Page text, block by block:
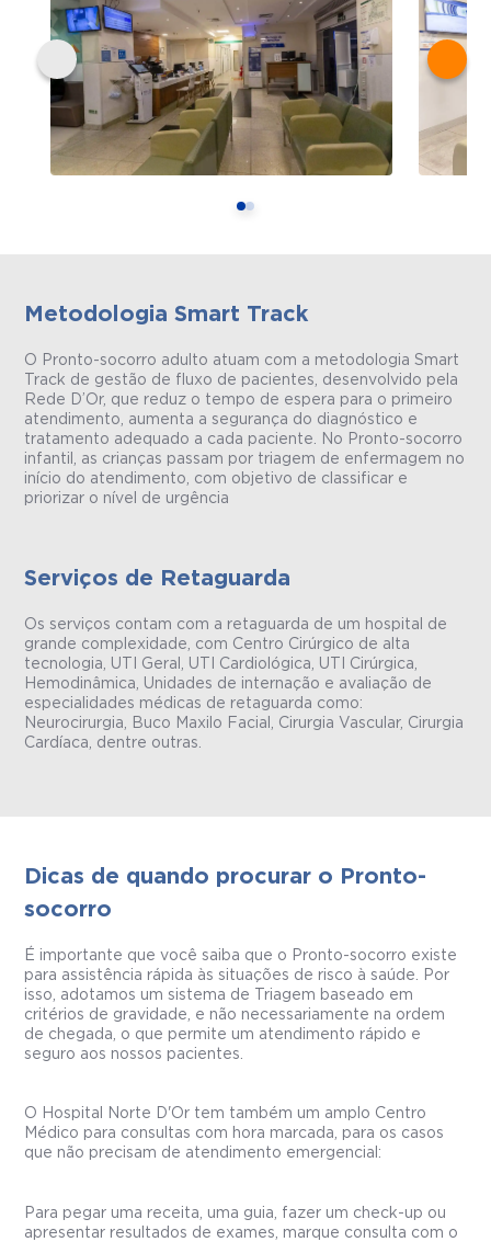
Metodologia Smart Track
O Pronto-socorro adulto atuam com a metodologia Smart
Track de gestão de fluxo de pacientes, desenvolvido pela
Rede D’Or, que reduz o tempo de espera para o primeiro
atendimento, aumenta a segurança do diagnóstico e
tratamento adequado a cada paciente. No Pronto-socorro
infantil, as crianças passam por triagem de enfermagem no
início do atendimento, com objetivo de classificar e
priorizar o nível de urgência
Serviços de Retaguarda
Os serviços contam com a retaguarda de um hospital de
grande complexidade, com Centro Cirúrgico de alta
tecnologia, UTI Geral, UTI Cardiológica, UTI Cirúrgica,
Hemodinâmica, Unidades de internação e avaliação de
especialidades médicas de retaguarda como:
Neurocirurgia, Buco Maxilo Facial, Cirurgia Vascular, Cirurgia
Cardíaca, dentre outras.
Dicas de quando procurar o Pronto-
socorro
É importante que você saiba que o Pronto-socorro existe
para assistência rápida às situações de risco à saúde. Por
isso, adotamos um sistema de Triagem baseado em
critérios de gravidade, e não necessariamente na ordem
de chegada, o que permite um atendimento rápido e
seguro aos nossos pacientes.
O Hospital Norte D'Or tem também um amplo Centro
Médico para consultas com hora marcada, para os casos
que não precisam de atendimento emergencial:
Para pegar uma receita, uma guia, fazer um check-up ou
apresentar resultados de exames, marque consulta com o